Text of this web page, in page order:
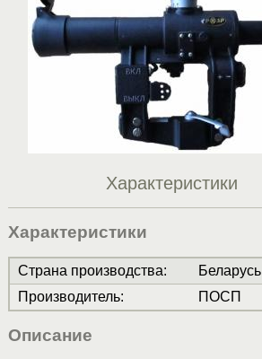
Характеристики
Характеристики
Страна производства:
Беларусь
Производитель: ПОСП
Описание